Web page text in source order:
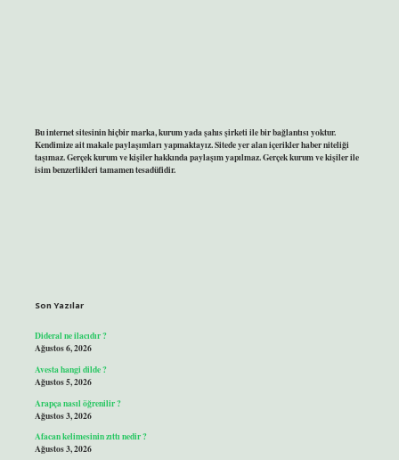
Bu internet sitesinin hiçbir marka, kurum yada şahıs şirketi ile bir bağlantısı yoktur.
Kendimize ait makale paylaşımları yapmaktayız. Sitede yer alan içerikler haber niteliği
taşımaz. Gerçek kurum ve kişiler hakkında paylaşım yapılmaz. Gerçek kurum ve kişiler ile
isim benzerlikleri tamamen tesadüfidir.
Son Yazılar
Dideral ne ilacıdır ?
Ağustos 6, 2026
Avesta hangi dilde ?
Ağustos 5, 2026
Arapça nasıl öğrenilir ?
Ağustos 3, 2026
Afacan kelimesinin zıttı nedir ?
Ağustos 3, 2026